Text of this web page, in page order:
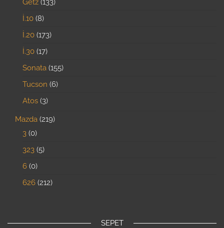
Getz 133
İ.10 8
İ.20 173
İ.30 17
Sonata 155
Tucson 6
Atos 3
Mazda 219
3 0
323 5
6 0
626 212
SEPET